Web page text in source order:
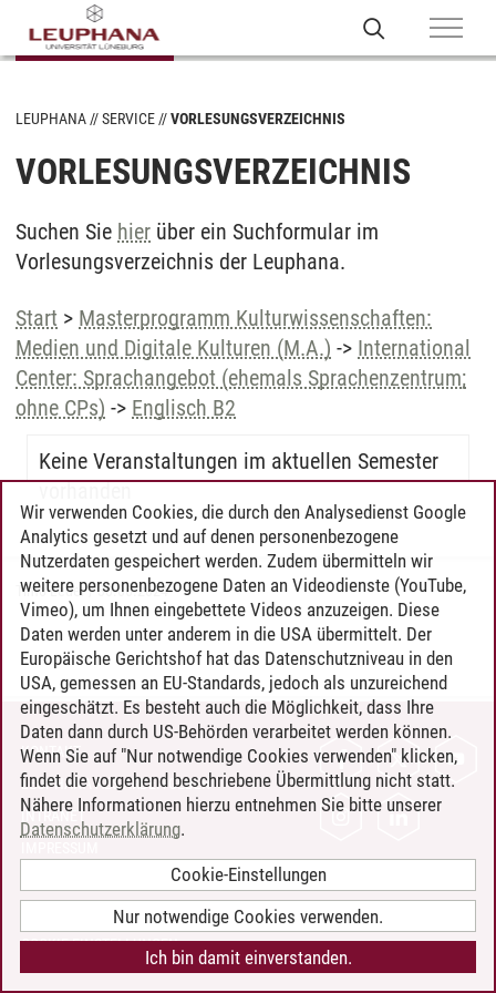
LEUPHANA SERVICE VORLESUNGSVERZEICHNIS
VORLESUNGSVERZEICHNIS
Suchen Sie hier über ein Suchformular im
Vorlesungsverzeichnis der Leuphana.
Start > Masterprogramm Kulturwissenschaften:
Medien und Digitale Kulturen (M.A.) -> International
Center: Sprachangebot (ehemals Sprachenzentrum;
ohne CPs) -> Englisch B2
Keine Veranstaltungen im aktuellen Semester
vorhanden
Timo Leder/30.06.2024
KONTAKT
LEUPHANA ALS ARBEITGEBER
INTRANET
BARRIEREFREIHEIT
COOKIE-EINSTELLUNGEN
Wir verwenden Cookies, die durch den Analysedienst Google
Analytics gesetzt und auf denen personenbezogene
Nutzerdaten gespeichert werden. Zudem übermitteln wir
weitere personenbezogene Daten an Videodienste (YouTube,
Vimeo), um Ihnen eingebettete Videos anzuzeigen. Diese
Daten werden unter anderem in die USA übermittelt. Der
Europäische Gerichtshof hat das Datenschutzniveau in den
USA, gemessen an EU-Standards, jedoch als unzureichend
eingeschätzt. Es besteht auch die Möglichkeit, dass Ihre
Daten dann durch US-Behörden verarbeitet werden können.
Wenn Sie auf "Nur notwendige Cookies verwenden" klicken,
findet die vorgehend beschriebene Übermittlung nicht statt.
Nähere Informationen hierzu entnehmen Sie bitte unserer
Datenschutzerklärung.
Cookie-Einstellungen
Nur notwendige Cookies verwenden.
Ich bin damit einverstanden.